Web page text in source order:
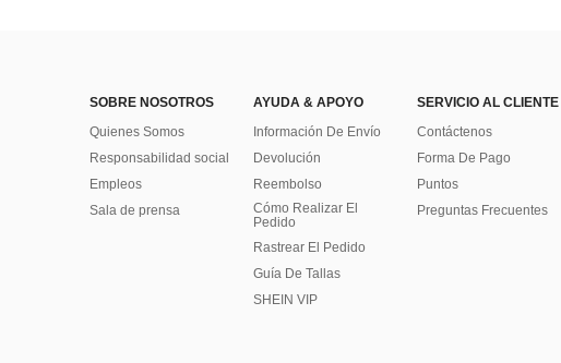
SOBRE NOSOTROS
Quienes Somos
Responsabilidad social
Empleos
Sala de prensa
AYUDA & APOYO
Información De Envío
Devolución
Reembolso
Cómo Realizar El
Pedido
Rastrear El Pedido
Guía De Tallas
SHEIN VIP
SERVICIO AL CLIENTE
Contáctenos
Forma De Pago
Puntos
Preguntas Frecuentes